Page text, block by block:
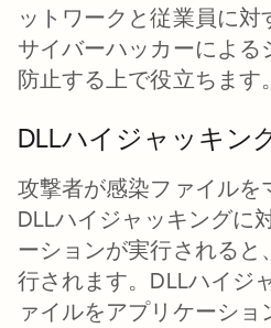
ットワークと従業員に対
サイバーハッカーによる
防止する上で役立ちます。
DLLハイジャッキン
攻撃者が感染ファイルを
DLLハイジャッキングに
ーションが実行されると
行されます。DLLハイジ
ァイルをアプリケーショ